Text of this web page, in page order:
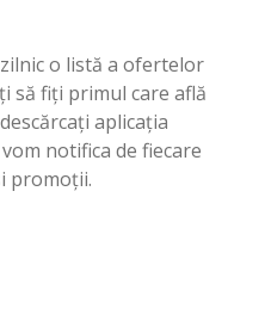
o listă a ofertelor
să fiți primul care află
aplicația
notifica de fiecare
promoții.